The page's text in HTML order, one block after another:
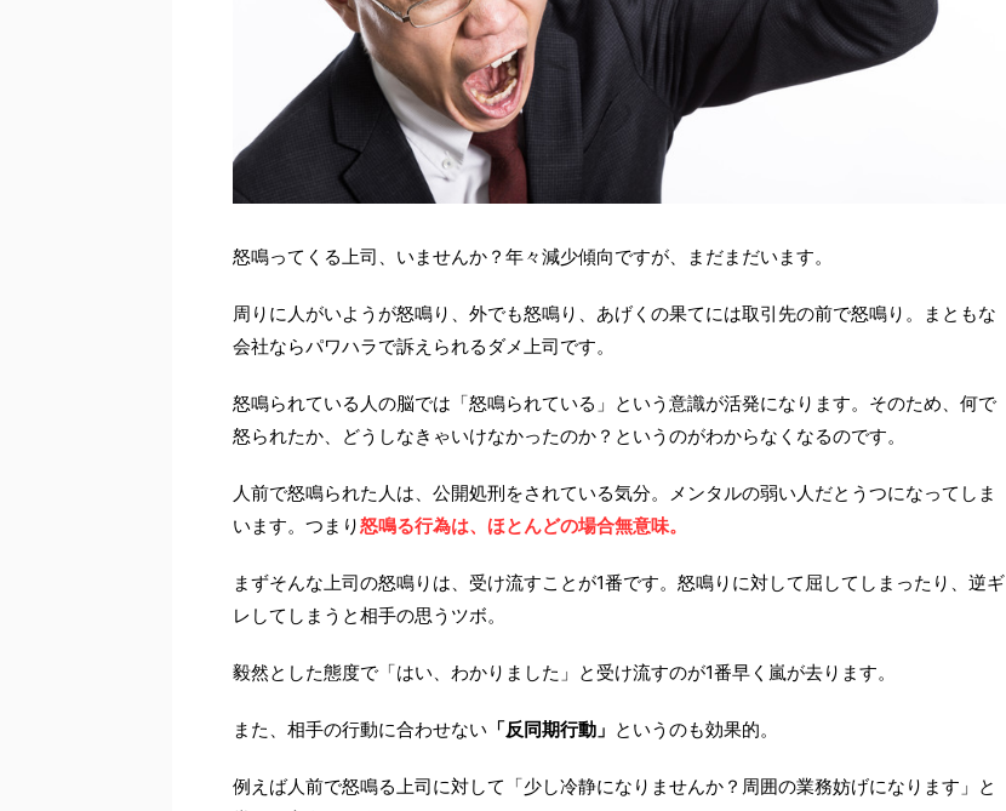
怒鳴ってくる上司、いませんか？年々減少傾向ですが、まだまだいます。
周りに人がいようが怒鳴り、外でも怒鳴り、あげくの果てには取引先の前で怒鳴り。まともな
会社ならパワハラで訴えられるダメ上司です。
怒鳴られている人の脳では「怒鳴られている」という意識が活発になります。そのため、何で
怒られたか、どうしなきゃいけなかったのか？というのがわからなくなるのです。
人前で怒鳴られた人は、公開処刑をされている気分。メンタルの弱い人だとうつになってしま
います。つまり怒鳴る行為は、ほとんどの場合無意味。
まずそんな上司の怒鳴りは、受け流すことが1番です。怒鳴りに対して屈してしまったり、逆ギ
レしてしまうと相手の思うツボ。
毅然とした態度で「はい、わかりました」と受け流すのが1番早く嵐が去ります。
また、相手の行動に合わせない 「反同期行動」 というのも効果的。
例えば人前で怒鳴る上司に対して「少し冷静になりませんか？周囲の業務妨げになります」と